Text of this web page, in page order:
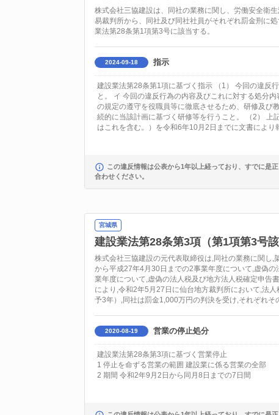
株式会社三協建設は、同社の業務に関し、労働安全衛
易裁判所から、同社及び同社社員がそれぞれ罰金刑に
業法第28条第1項第3号に該当する。
2024-09-18 指示
建設業法第28条第1項に基づく指示 （1） 今回の違反
と。 イ 今回の違反行為の内容及びこれに対する処分
の規定の遵守を役職員等に徹底させるため、研修及び
続的に当該計画に基づく研修等を行うこと。 （2） 上
はこれを含む。）を令和6年10月2日までに文書により
この違反情報は公表から1年以上経っており、すでに是
合わせください。
宮城県
建設業法第28条第3項（第1項第3号該
株式会社三協建設の元代表取締役は,同社の業務に関し
から平成27年4月30日までの2事業年度について,虚偽
業年度について,虚偽の法人税及び地方法人税確定申告
により,令和2年5月27日に仙台地方裁判所において,法
予3年）,同社は罰金1,000万円の判決を受け,それぞれそ
2020-08-19 営業の停止処分
建設業法第28条第3項に基づく営業停止
1 停止を命ずる営業の範囲 建設業に係る営業の全部
2 期間 令和2年9月2日から同月8日までの7日間